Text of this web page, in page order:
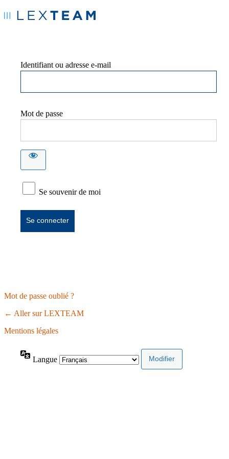
Identifiant ou adresse e-mail
Mot de passe
Se souvenir de moi
Mot de passe oublié ?
← Aller sur LEXTEAM
Mentions légales
Langue